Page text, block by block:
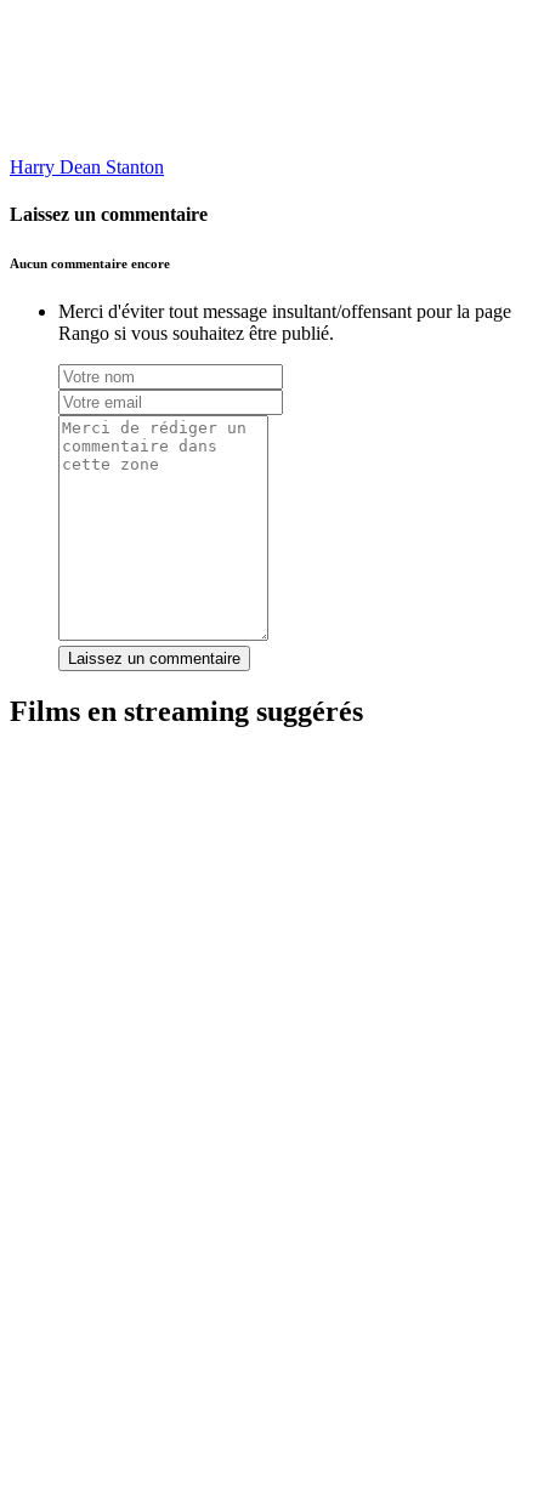
Harry Dean Stanton
Laissez un commentaire
Aucun commentaire encore
Merci d'éviter tout message insultant/offensant pour la page
Rango si vous souhaitez être publié.
Laissez un commentaire
Films en streaming suggérés